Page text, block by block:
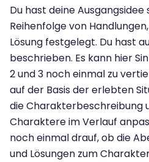
Du hast deine
Reihenfolge von
Lösung festgelegt. Du hast
beschrieben. Es kann hier
2 und 3 noch einmal zu
auf der Basis der erlebten
die Charakterbeschreibung
Charaktere im Verlauf
noch einmal drauf, ob die
und Lösungen zum